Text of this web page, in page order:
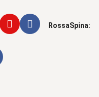
RossaSpina: